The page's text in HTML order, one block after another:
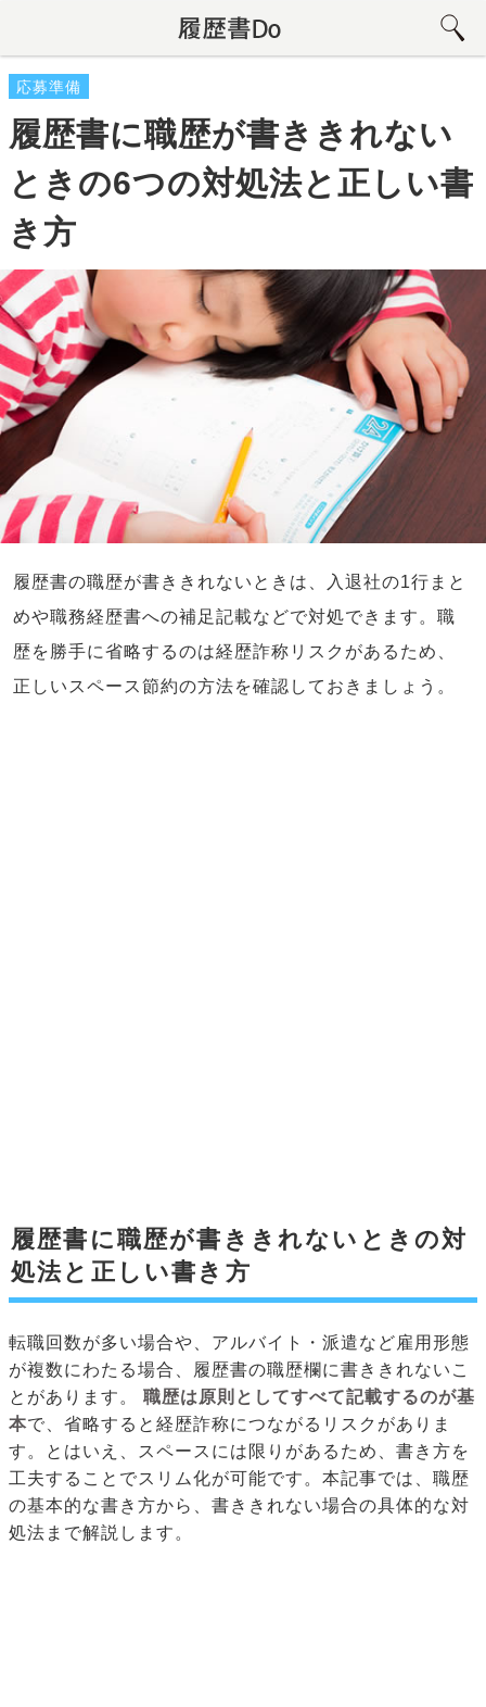
応募準備
履歴書に職歴が書ききれない
ときの6つの対処法と正しい書
き方
履歴書の職歴が書ききれないときは、入退社の1行まと
めや職務経歴書への補足記載などで対処できます。職
歴を勝手に省略するのは経歴詐称リスクがあるため、
正しいスペース節約の方法を確認しておきましょう。
履歴書に職歴が書ききれないときの対
処法と正しい書き方
転職回数が多い場合や、アルバイト・派遣など雇用形態
が複数にわたる場合、履歴書の職歴欄に書ききれないこ
とがあります。
職歴は原則としてすべて記載するのが基
本で、省略すると経歴詐称につながるリスクがありま
す。とはいえ、スペースには限りがあるため、書き方を
工夫することでスリム化が可能です。本記事では、職歴
の基本的な書き方から、書ききれない場合の具体的な対
処法まで解説します。